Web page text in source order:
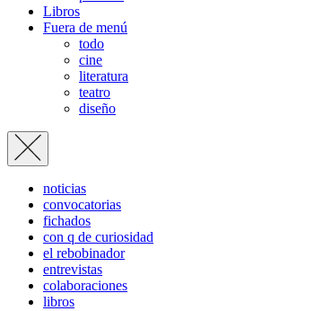
Libros
Fuera de menú
todo
cine
literatura
teatro
diseño
noticias
convocatorias
fichados
con q de curiosidad
el rebobinador
entrevistas
colaboraciones
libros